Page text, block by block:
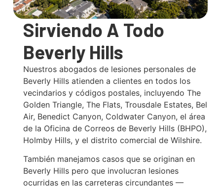
Sirviendo A Todo
Beverly Hills
Nuestros abogados de lesiones personales de
Beverly Hills atienden a clientes en todos los
vecindarios y códigos postales, incluyendo The
Golden Triangle, The Flats, Trousdale Estates, Bel
Air, Benedict Canyon, Coldwater Canyon, el área
de la Oficina de Correos de Beverly Hills (BHPO),
Holmby Hills, y el distrito comercial de Wilshire.
También manejamos casos que se originan en
Beverly Hills pero que involucran lesiones
ocurridas en las carreteras circundantes —